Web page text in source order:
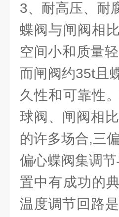
3、耐高压、耐
蝶阀与闸阀相
空间小和质量
而闸阀约35t且
久性和可靠性
球阀、闸阀相
的许多场合,三
偏心蝶阀集调
置中有成功的
温度调节回路